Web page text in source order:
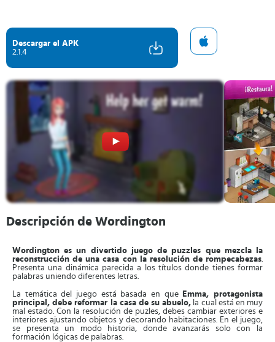
Descargar el APK
2.1.4
Descripción de Wordington
Wordington es un divertido juego de puzzles que mezcla la
reconstrucción de una casa con la resolución de rompecabezas.
Presenta una dinámica parecida a los títulos donde tienes formar
palabras uniendo diferentes letras.
La temática del juego está basada en que
Emma, protagonista
principal, debe reformar la casa de su abuelo, la cual está en muy
mal estado. Con la resolución de puzles, debes cambiar exteriores e
interiores ajustando objetos y decorando habitaciones. En el juego,
se presenta un modo historia, donde avanzarás solo con la
formación lógicas de palabras.